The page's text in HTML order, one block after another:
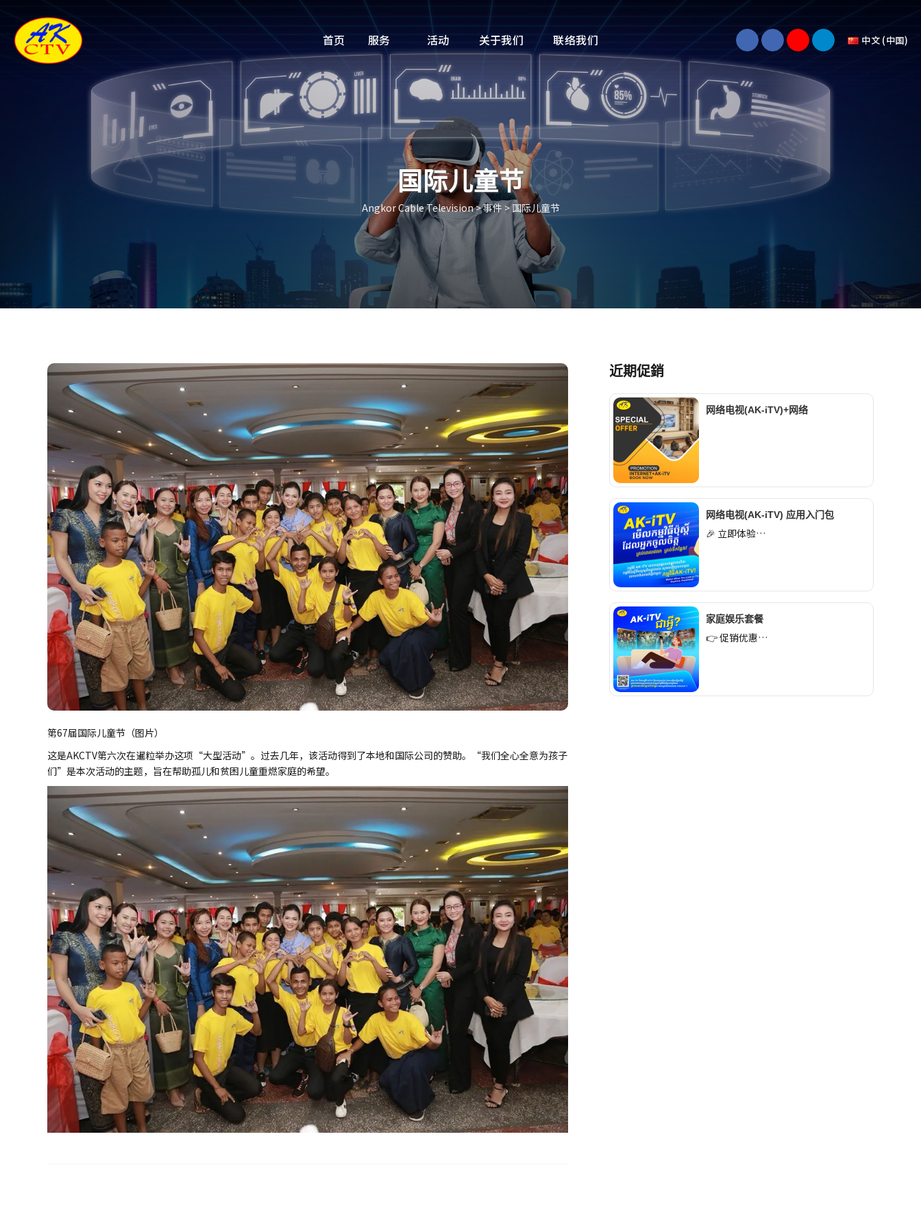
首页 服务 活动 关于我们 联络我们 中文 (中国)
国际儿童节
Angkor Cable Television>事件 >国际儿童节
第67届国际儿童节（图片）
这是AKCTV第六次在暹粒举办这项“大型活动”。过去几年，该活动得到了本地和国际公司的赞助。“我们全心全意为孩子
们”是本次活动的主题，旨在帮助孤儿和贫困儿童重燃家庭的希望。
近期促銷
网络电视(AK-iTV)+网络
网络电视(AK-iTV) 应用入门包
🎉 立即体验…
家庭娱乐套餐
👉 促销优惠…